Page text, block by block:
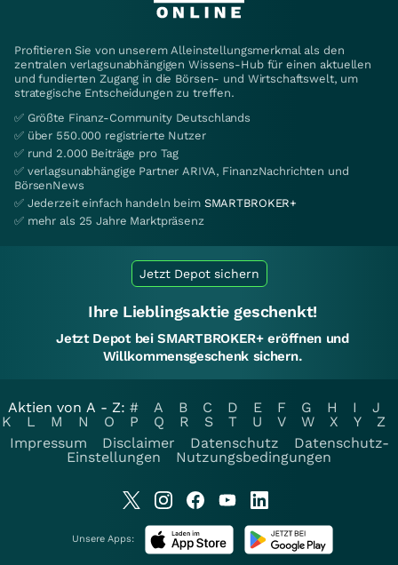
Profitieren Sie von unserem Alleinstellungsmerkmal als den
zentralen verlagsunabhängigen Wissens-Hub für einen aktuellen
und fundierten Zugang in die Börsen- und Wirtschaftswelt, um
strategische Entscheidungen zu treffen.
✅ Größte Finanz-Community Deutschlands
✅ über 550.000 registrierte Nutzer
✅ rund 2.000 Beiträge pro Tag
✅ verlagsunabhängige Partner ARIVA, FinanzNachrichten und
BörsenNews
✅ Jederzeit einfach handeln beim SMARTBROKER+
✅ mehr als 25 Jahre Marktpräsenz
Jetzt Depot sichern
Ihre Lieblingsaktie geschenkt!
Jetzt Depot bei SMARTBROKER+ eröffnen und
Willkommensgeschenk sichern.
Aktien von A - Z: # A B C D E F G H I
J
K
L M N O P Q R S T U V W X Y
Z
Impressum
Disclaimer Datenschutz
Datenschutz-
Einstellungen
Nutzungsbedingungen
Unsere Apps: